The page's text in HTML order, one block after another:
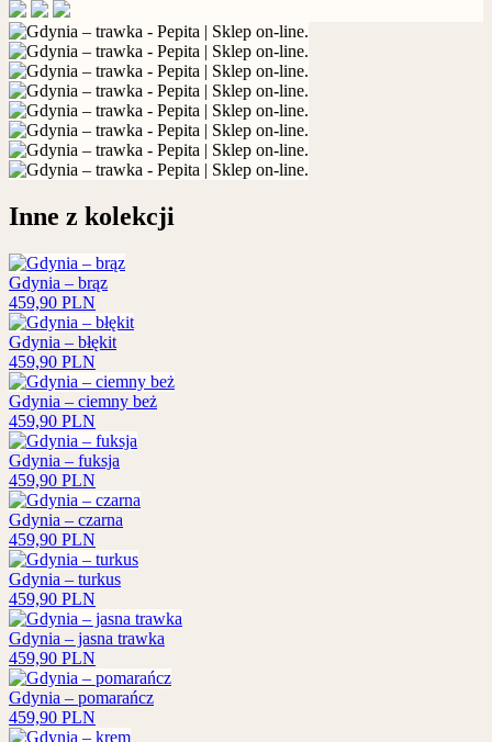
Inne z kolekcji
Gdynia – brąz
459,90 PLN
Gdynia – błękit
459,90 PLN
Gdynia – ciemny beż
459,90 PLN
Gdynia – fuksja
459,90 PLN
Gdynia – czarna
459,90 PLN
Gdynia – turkus
459,90 PLN
Gdynia – jasna trawka
459,90 PLN
Gdynia – pomarańcz
459,90 PLN